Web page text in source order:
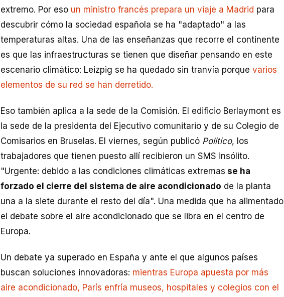
extremo. Por eso un ministro francés prepara un viaje a Madrid para
descubrir cómo la sociedad española se ha "adaptado" a las
temperaturas altas. Una de las enseñanzas que recorre el continente
es que las infraestructuras se tienen que diseñar pensando en este
escenario climático: Leizpig se ha quedado sin tranvía porque varios
elementos de su red se han derretido.
Eso también aplica a la sede de la Comisión. El edificio Berlaymont es
la sede de la presidenta del Ejecutivo comunitario y de su Colegio de
Comisarios en Bruselas. El viernes, según publicó Politico, los
trabajadores que tienen puesto allí recibieron un SMS insólito.
"Urgente: debido a las condiciones climáticas extremas se ha
forzado el cierre del sistema de aire acondicionado de la planta
una a la siete durante el resto del día". Una medida que ha alimentado
el debate sobre el aire acondicionado que se libra en el centro de
Europa.
Un debate ya superado en España y ante el que algunos países
buscan soluciones innovadoras: mientras Europa apuesta por más
aire acondicionado, París enfría museos, hospitales y colegios con el